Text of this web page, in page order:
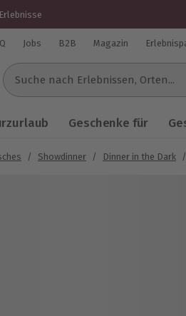
mydays.de
Jobs B2B Magazin
Suche nach Erlebnissen...
Geschenke für
/ Showdinner / Dinner in the Dark /